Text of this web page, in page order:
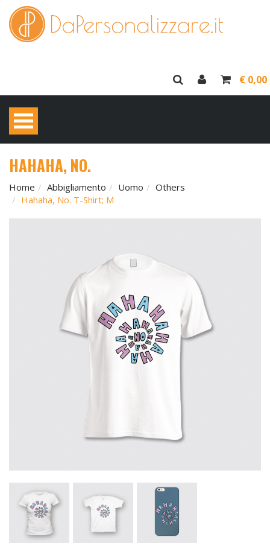
€ 0,00
HAHAHA, NO.
Home Abbigliamento Uomo
Others
Hahaha, No. T-Shirt; M